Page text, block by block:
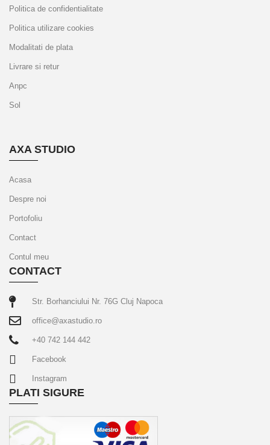
Politica de confidentialitate
Politica utilizare cookies
Modalitati de plata
Livrare si retur
Anpc
Sol
AXA STUDIO
Acasa
Despre noi
Portofoliu
Contact
Contul meu
CONTACT
Str. Borhanciului Nr. 76G Cluj Napoca
office@axastudio.ro
+40 742 144 442
Facebook
Instagram
PLATI SIGURE